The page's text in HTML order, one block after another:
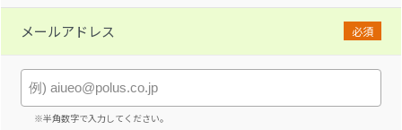
メールアドレス 必須
※半角数字で入力してください。